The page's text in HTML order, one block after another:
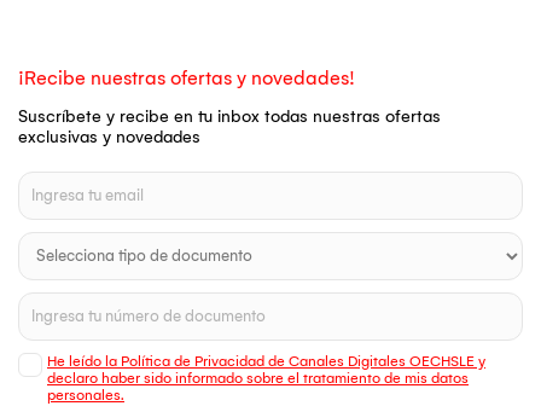
¡Recibe nuestras ofertas y novedades!
Suscríbete y recibe en tu inbox todas nuestras ofertas
exclusivas y novedades
He leído la Política de Privacidad de Canales Digitales OECHSLE y
declaro haber sido informado sobre el tratamiento de mis datos
personales.